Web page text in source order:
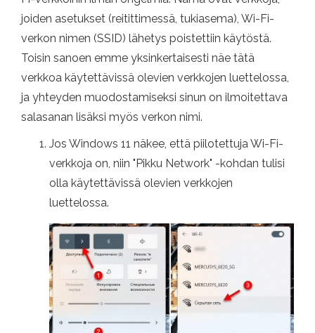
joiden asetukset (reitittimessä, tukiasema), Wi-Fi-
verkon nimen (SSID) lähetys poistettiin käytöstä.
Toisin sanoen emme yksinkertaisesti näe tätä
verkkoa käytettävissä olevien verkkojen luettelossa,
ja yhteyden muodostamiseksi sinun on ilmoitettava
salasanan lisäksi myös verkon nimi.
Jos Windows 11 näkee, että piilotettuja Wi-Fi-
verkkoja on, niin "Pikku Network" -kohdan tulisi
olla käytettävissä olevien verkkojen
luettelossa.